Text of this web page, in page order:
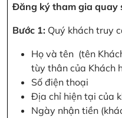
Đăng ký tham gia quay
Bước 1: Quý khách truy
Họ và tên (tên
tùy thân của Khách
Số điện thoại
Địa chỉ hiện tại của
Ngày nhận tiền